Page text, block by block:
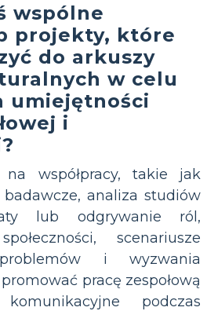
wspólne
projekty, które
do arkuszy
w celu
umiejętności
i
na współpracy, takie jak
analiza studiów
lub odgrywanie ról,
scenariusze
i wyzwania
pracę zespołową
podczas